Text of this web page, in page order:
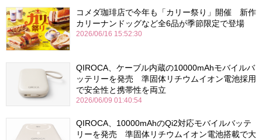
コメダ珈琲店で今年も「カリー祭り」開催 新作
カリーナンドッグなど全6品が季節限定で登場
2026/06/16 15:52:30
QIROCA、ケーブル内蔵の10000mAhモバイルバ
ッテリーを発売 準固体リチウムイオン電池採用
で安全性と携帯性を両立
2026/06/09 01:40:54
QIROCA、10000mAhのQi2対応モバイルバッテ
リーを発売 準固体リチウムイオン電池搭載で大